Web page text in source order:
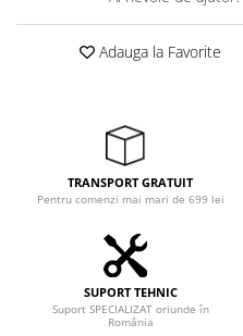
Adaptoare
Tastaturi
Componente PC
Placi de Baza
Adauga la Favorite
TRANSPORT GRATUIT
Pentru comenzi mai mari de 699 lei
SUPORT TEHNIC
Suport SPECIALIZAT oriunde în
România